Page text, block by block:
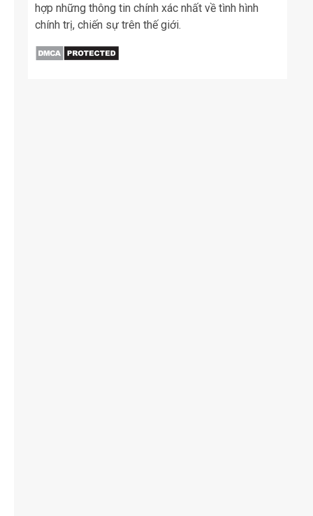
hợp những thông tin chính xác nhất về tình hình
chính trị, chiến sự trên thế giới.